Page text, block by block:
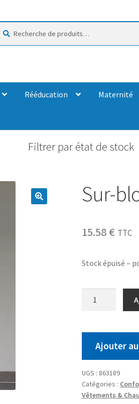
Rééducation Maternité
Filtrer par état de stock
Sur-
15.58 € TTC
Stock épuisé –
Ajouter
UGS : 863189
Catégories :
Vêtements &